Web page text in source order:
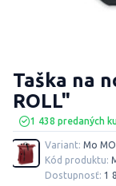
1 438 predaných
Taška na
ROLL"
Variant: Mo
Kód produktu:
Dostupnosť: 1